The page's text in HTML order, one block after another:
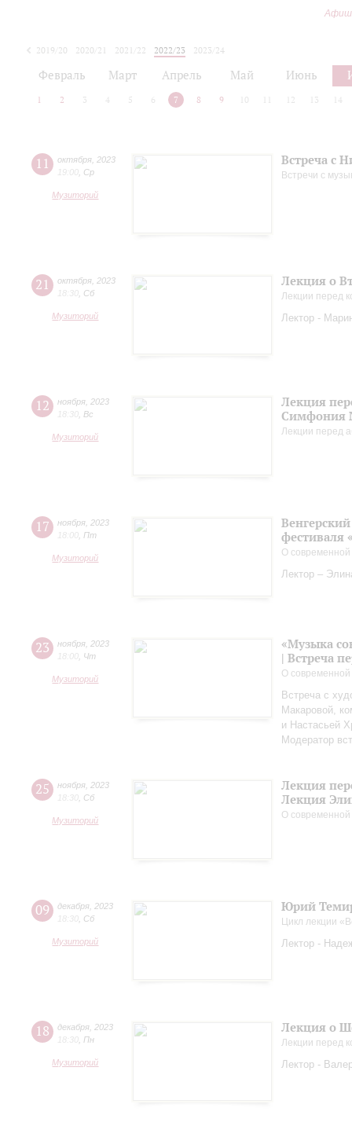
2019/20 2020/21 2021/22 2022/23
2023/24
Февраль Март Апрель Май Июнь
1 2 3 4 5 6 7 8 9 10 12 13 14
11 октября 2023
19:00 Ср
Музиторий
Встреча с
Встречи с
21 октября 2023
18:30 Сб
Музиторий
Лекция о
Лекции перед
Лектор -
12 ноября 2023
18:30 Вс
Музиторий
Лекция
Симфония
Лекции перед
17 ноября 2023
18:00 Пт
Музиторий
фестиваля
О
Лектор –
23 ноября 2023
18:00 Чт
Музиторий
«Музыка
| Встреча
О
Встреча с
Макаровой,
и Настасьей
Модератор
25 ноября 2023
18:30 Сб
Музиторий
Лекция
Лекция
О
09 декабря 2023
18:30 Сб
Музиторий
Юрий
Цикл лекции
Лектор -
18 декабря 2023
18:30 Пн
Музиторий
Лекция о
Лекции перед
Лектор -